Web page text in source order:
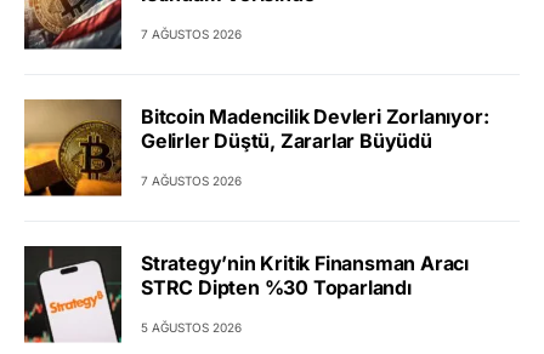
7 AĞUSTOS 2026
Bitcoin Madencilik Devleri Zorlanıyor:
Gelirler Düştü, Zararlar Büyüdü
7 AĞUSTOS 2026
Strategy’nin Kritik Finansman Aracı
STRC Dipten %30 Toparlandı
5 AĞUSTOS 2026